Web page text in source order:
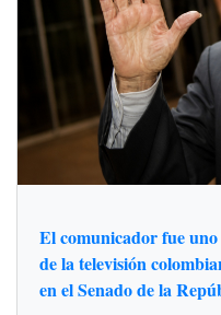
El comunicador fue
de la televisión
en el Senado de la